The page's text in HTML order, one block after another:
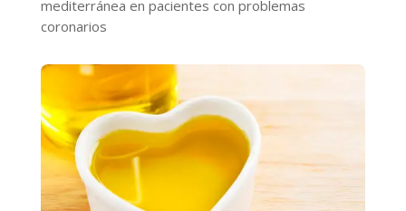
mediterránea en pacientes con problemas
coronarios